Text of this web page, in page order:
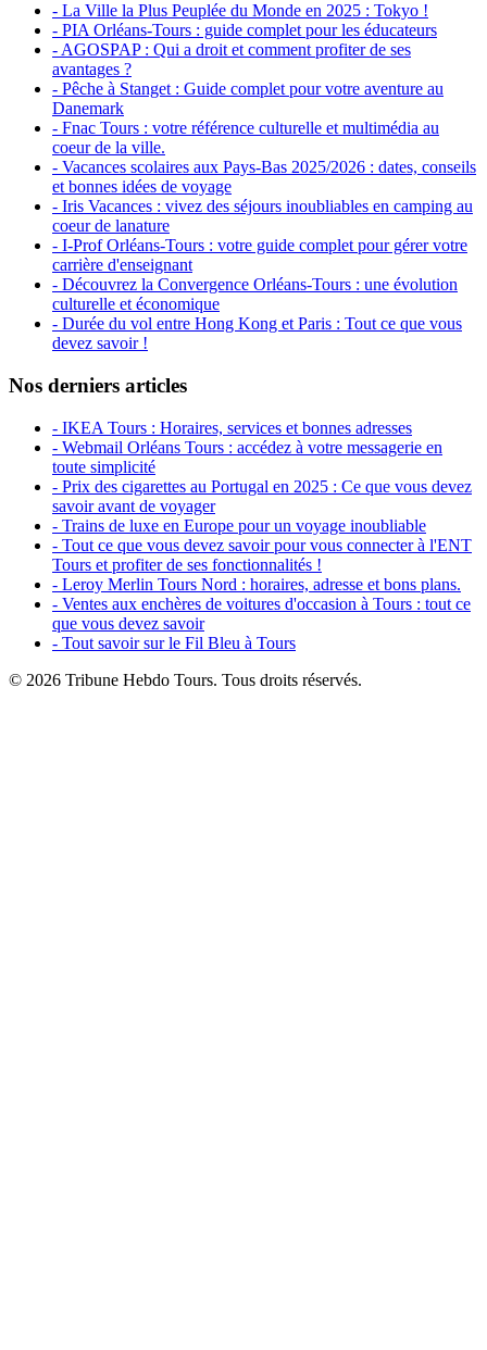
- La Ville la Plus Peuplée du Monde en 2025 : Tokyo !
- PIA Orléans-Tours : guide complet pour les éducateurs
- AGOSPAP : Qui a droit et comment profiter de ses
avantages ?
- Pêche à Stanget : Guide complet pour votre aventure au
Danemark
- Fnac Tours : votre référence culturelle et multimédia au
coeur de la ville.
- Vacances scolaires aux Pays-Bas 2025/2026 : dates, conseils
et bonnes idées de voyage
- Iris Vacances : vivez des séjours inoubliables en camping au
coeur de lanature
- I-Prof Orléans-Tours : votre guide complet pour gérer votre
carrière d'enseignant
- Découvrez la Convergence Orléans-Tours : une évolution
culturelle et économique
- Durée du vol entre Hong Kong et Paris : Tout ce que vous
devez savoir !
Nos derniers articles
- IKEA Tours : Horaires, services et bonnes adresses
- Webmail Orléans Tours : accédez à votre messagerie en
toute simplicité
- Prix des cigarettes au Portugal en 2025 : Ce que vous devez
savoir avant de voyager
- Trains de luxe en Europe pour un voyage inoubliable
- Tout ce que vous devez savoir pour vous connecter à l'ENT
Tours et profiter de ses fonctionnalités !
- Leroy Merlin Tours Nord : horaires, adresse et bons plans.
- Ventes aux enchères de voitures d'occasion à Tours : tout ce
que vous devez savoir
- Tout savoir sur le Fil Bleu à Tours
© 2026 Tribune Hebdo Tours. Tous droits réservés.